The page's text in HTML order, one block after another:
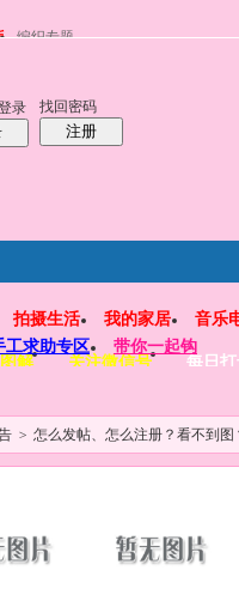
编织专题
录 找回密码
注册
解 关注微信号 每日
拍摄生活 我的家居
音乐
工求助专区 带你一起钩
> 怎么发帖、怎么注册？看不到